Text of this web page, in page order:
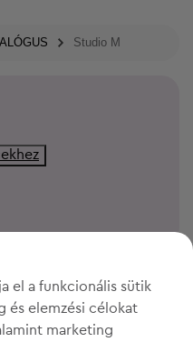
Studio M
el a funkcionális sütik
és elemzési célokat
marketing